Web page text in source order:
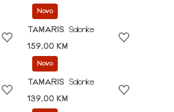
Novo
TAMARIS
Salonke
159,00 KM
Novo
TAMARIS
Salonke
139,00 KM